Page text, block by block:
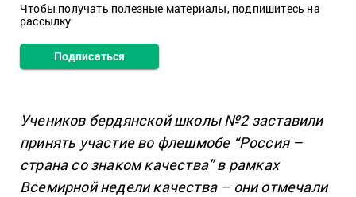
Чтобы получать полезные материалы, подпишитесь на
рассылку
Подписаться
Учеников бердянской школы №2 заставили
принять участие во флешмобе “Россия –
страна со знаком качества” в рамках
Всемирной недели качества – они отмечали